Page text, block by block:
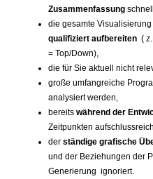
Zusammenfassung
die gesamte
qualifiziert aufbereiten (
= Top/Down),
die für Sie aktuell nicht
große umfangreiche
analysiert werden,
bereitswährend der
Zeitpunkten
derständige grafische
und der Beziehungen der
Generierung ignoriert.